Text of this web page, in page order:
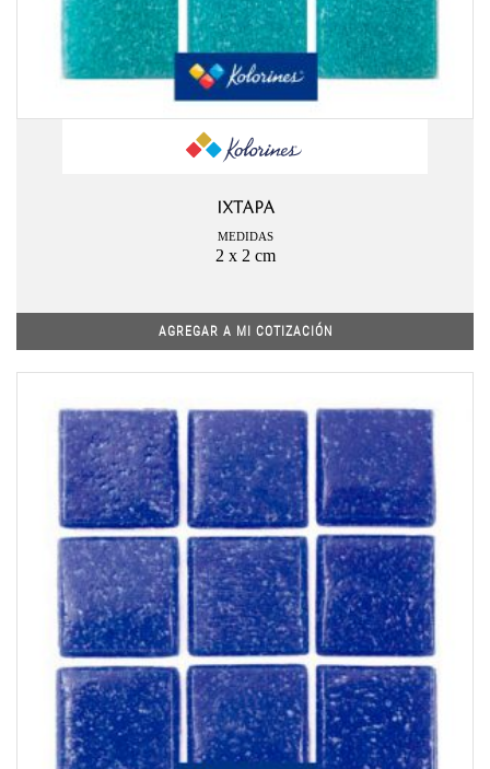
IXTAPA
MEDIDAS
2 x 2 cm
AGREGAR A MI COTIZACIÓN